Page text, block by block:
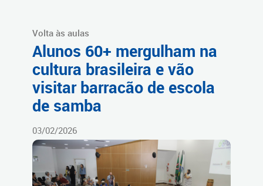
Volta às aulas
Alunos 60+ mergulham na
cultura brasileira e vão
visitar barracão de escola
de samba
03/02/2026